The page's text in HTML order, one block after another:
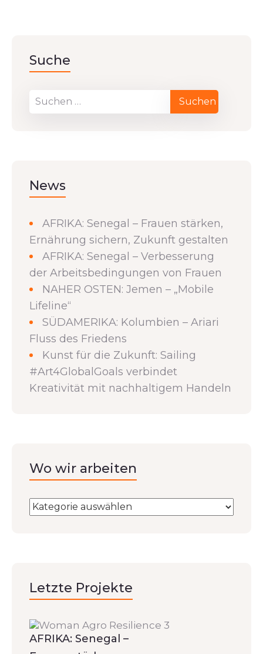
Suche
News
AFRIKA: Senegal – Frauen stärken,
Ernährung sichern, Zukunft gestalten
AFRIKA: Senegal – Verbesserung
der Arbeitsbedingungen von Frauen
NAHER OSTEN: Jemen – „Mobile
Lifeline“
SÜDAMERIKA: Kolumbien – Ariari
Fluss des Friedens
Kunst für die Zukunft: Sailing
#Art4GlobalGoals verbindet
Kreativität mit nachhaltigem Handeln
Wo wir arbeiten
Letzte Projekte
AFRIKA: Senegal –